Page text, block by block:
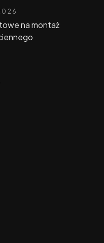
na montaż